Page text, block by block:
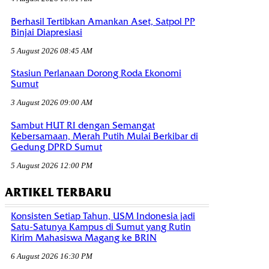
Berhasil Tertibkan Amankan Aset, Satpol PP
Binjai Diapresiasi
5 August 2026 08:45 AM
Stasiun Perlanaan Dorong Roda Ekonomi
Sumut
3 August 2026 09:00 AM
Sambut HUT RI dengan Semangat
Kebersamaan, Merah Putih Mulai Berkibar di
Gedung DPRD Sumut
5 August 2026 12:00 PM
ARTIKEL TERBARU
Konsisten Setiap Tahun, USM Indonesia jadi
Satu-Satunya Kampus di Sumut yang Rutin
Kirim Mahasiswa Magang ke BRIN
6 August 2026 16:30 PM